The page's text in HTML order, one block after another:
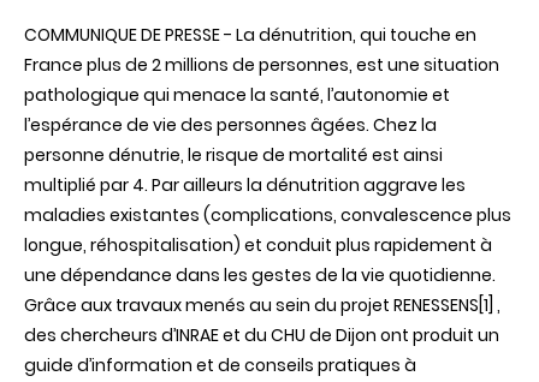
COMMUNIQUE DE PRESSE - La dénutrition, qui touche en
France plus de 2 millions de personnes, est une situation
pathologique qui menace la santé, l’autonomie et
l’espérance de vie des personnes âgées. Chez la
personne dénutrie, le risque de mortalité est ainsi
multiplié par 4. Par ailleurs la dénutrition aggrave les
maladies existantes (complications, convalescence plus
longue, réhospitalisation) et conduit plus rapidement à
une dépendance dans les gestes de la vie quotidienne.
Grâce aux travaux menés au sein du projet RENESSENS[1] ,
des chercheurs d’INRAE et du CHU de Dijon ont produit un
guide d’information et de conseils pratiques à